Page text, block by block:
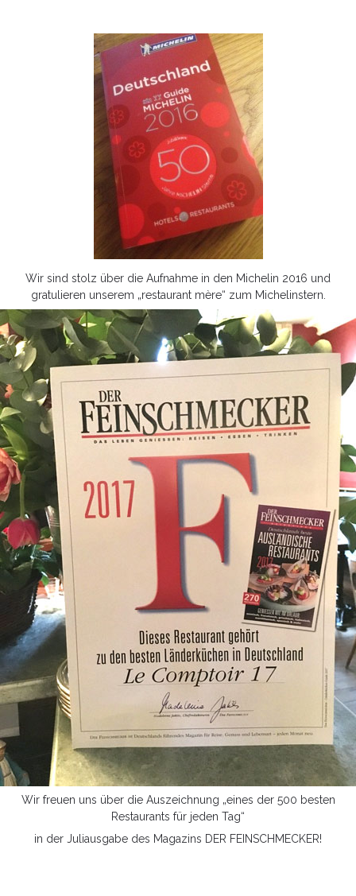
Wir sind stolz über die Aufnahme in den Michelin 2016 und
gratulieren unserem „restaurant mère“ zum Michelinstern.
Wir freuen uns über die Auszeichnung „eines der 500 besten
Restaurants für jeden Tag“
in der Juliausgabe des Magazins DER FEINSCHMECKER!